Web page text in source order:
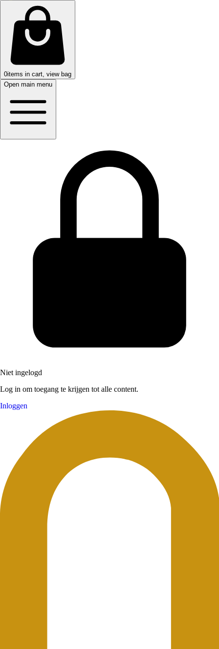
0items in cart, view bag
Open main menu
Niet ingelogd
Log in om toegang te krijgen tot alle content.
Inloggen